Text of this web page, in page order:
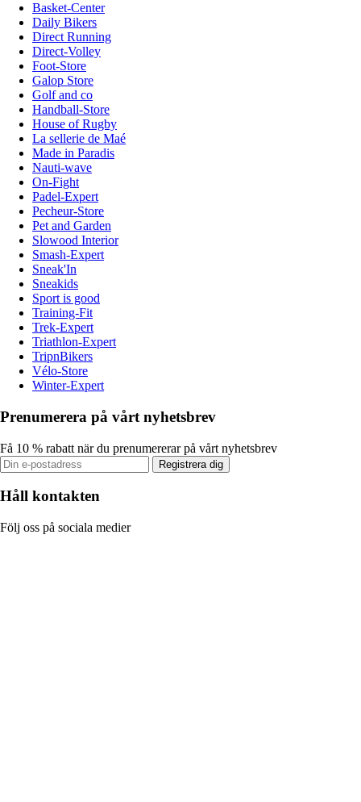
Basket-Center
Daily Bikers
Direct Running
Direct-Volley
Foot-Store
Galop Store
Golf and co
Handball-Store
House of Rugby
La sellerie de Maé
Made in Paradis
Nauti-wave
On-Fight
Padel-Expert
Pecheur-Store
Pet and Garden
Slowood Interior
Smash-Expert
Sneak'In
Sneakids
Sport is good
Training-Fit
Trek-Expert
Triathlon-Expert
TripnBikers
Vélo-Store
Winter-Expert
Prenumerera på vårt nyhetsbrev
Få 10 % rabatt när du prenumererar på vårt nyhetsbrev
Registrera dig
Håll kontakten
Följ oss på sociala medier